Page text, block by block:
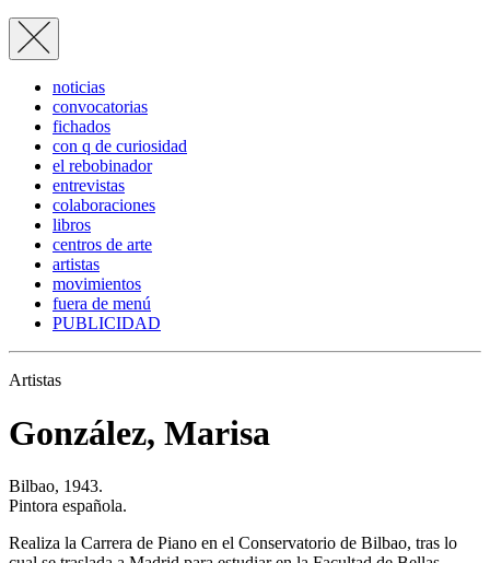
noticias
convocatorias
fichados
con q de curiosidad
el rebobinador
entrevistas
colaboraciones
libros
centros de arte
artistas
movimientos
fuera de menú
PUBLICIDAD
Artistas
González, Marisa
Bilbao, 1943.
Pintora española.
Realiza la Carrera de Piano en el Conservatorio de Bilbao, tras lo